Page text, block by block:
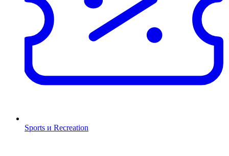
Sports и Recreation